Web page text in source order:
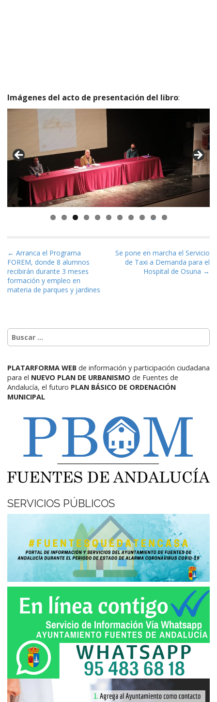
Imágenes del acto de presentación del libro:
0 1
Navegación de entradas
← Arranca el Programa
FOREM, donde 8 alumnos
recibirán durante 3 meses
formación y empleo en
materia de parques y jardines
Se pone en marcha el Servicio
de Taxi a Demanda para el
Hospital de Osuna →
PLATARFORMA WEB de información y participación ciudadana
para el NUEVO PLAN DE URBANISMO de Fuentes de
Andalucía, el futuro PLAN BÁSICO DE ORDENACIÓN
MUNICIPAL
SERVICIOS PÚBLICOS